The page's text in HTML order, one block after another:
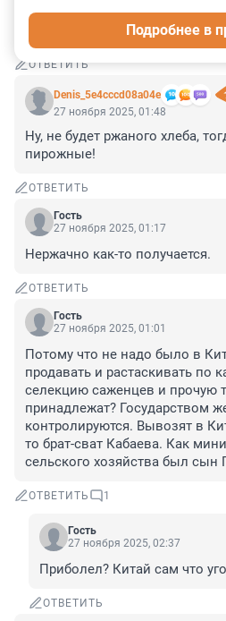
Будем есть пирожные!
ОТВЕТИТЬ
Denis_5e4cccd08a04e
Подробнее в
27 ноября 2025, 01:48
Ну, не будет ржаного хлеба,
пирожные!
ОТВЕТИТЬ
Гость
27 ноября 2025, 01:17
Нержачно как-то получается.
ОТВЕТИТЬ
Гость
27 ноября 2025, 01:01
Потому что не надо было в
продавать и растаскивать по
селекцию саженцев и прочую
принадлежат? Государством
контролируются. Вывозят в
то брат-сват Кабаева. Как
сельского хозяйства был сын
ОТВЕТИТЬ 1
Гость
27 ноября 2025, 02:37
Приболел? Китай сам что
ОТВЕТИТЬ